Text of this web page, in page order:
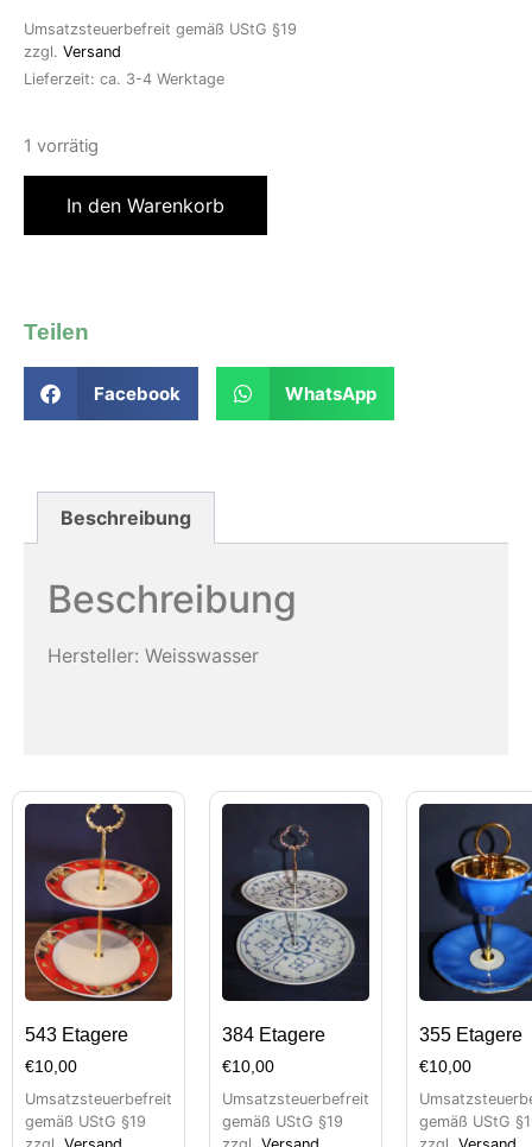
Umsatzsteuerbefreit gemäß UStG §19
zzgl. Versand
Lieferzeit: ca. 3-4 Werktage
1 vorrätig
In den Warenkorb
Teilen
Facebook WhatsApp
Beschreibung
Beschreibung
Hersteller: Weisswasser
543 Etagere
€10,00
Umsatzsteuerbefreit
gemäß UStG §19
384 Etagere
€10,00
Umsatzsteuerbefreit
gemäß UStG §19
355 Etagere
€10,00
gemäß UStG